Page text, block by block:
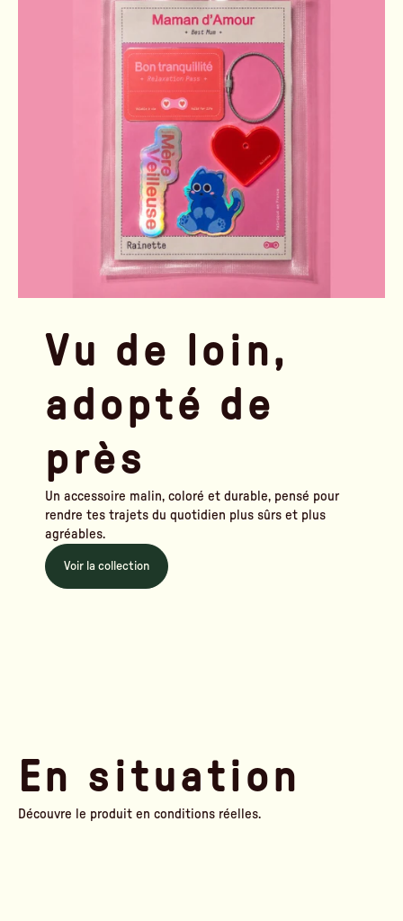
Vu de loin,
adopté de
près
Un accessoire malin, coloré et durable, pensé pour
rendre tes trajets du quotidien plus sûrs et plus
agréables.
Voir la collection
En situation
Découvre le produit en conditions réelles.